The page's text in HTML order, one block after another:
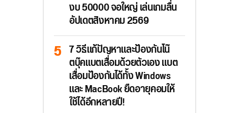
งบ 50000 จอใหญ่ เล่นเกมลื่น
อัปเดตสิงหาคม 2569
7 วิธีแก้ปัญหาและป้องกันโน๊
ตบุ๊คแบตเสื่อมด้วยตัวเอง แบต
เสื่อมป้องกันได้ทั้ง Windows
และ MacBook ยืดอายุคอมให้
ใช้ได้อีกหลายปี!